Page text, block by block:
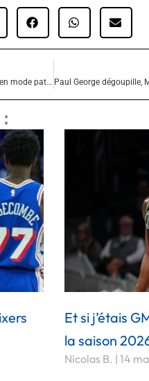
Les Clippers humilient Brooklyn : James Harden en mode patron, les rookies des Nets pris pour cible
Et si j’étais
la saison
Nicolas B. 14